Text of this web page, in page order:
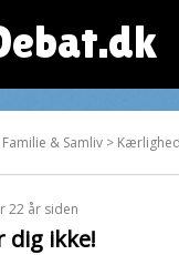
Familie & Samliv >
22 år siden
dig ikke!